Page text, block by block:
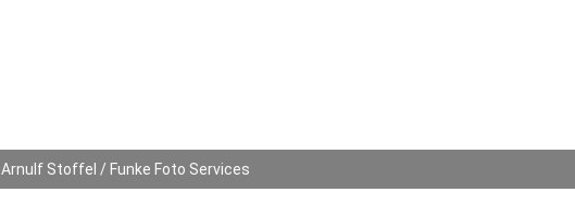
Arnulf Stoffel / Funke Foto Services